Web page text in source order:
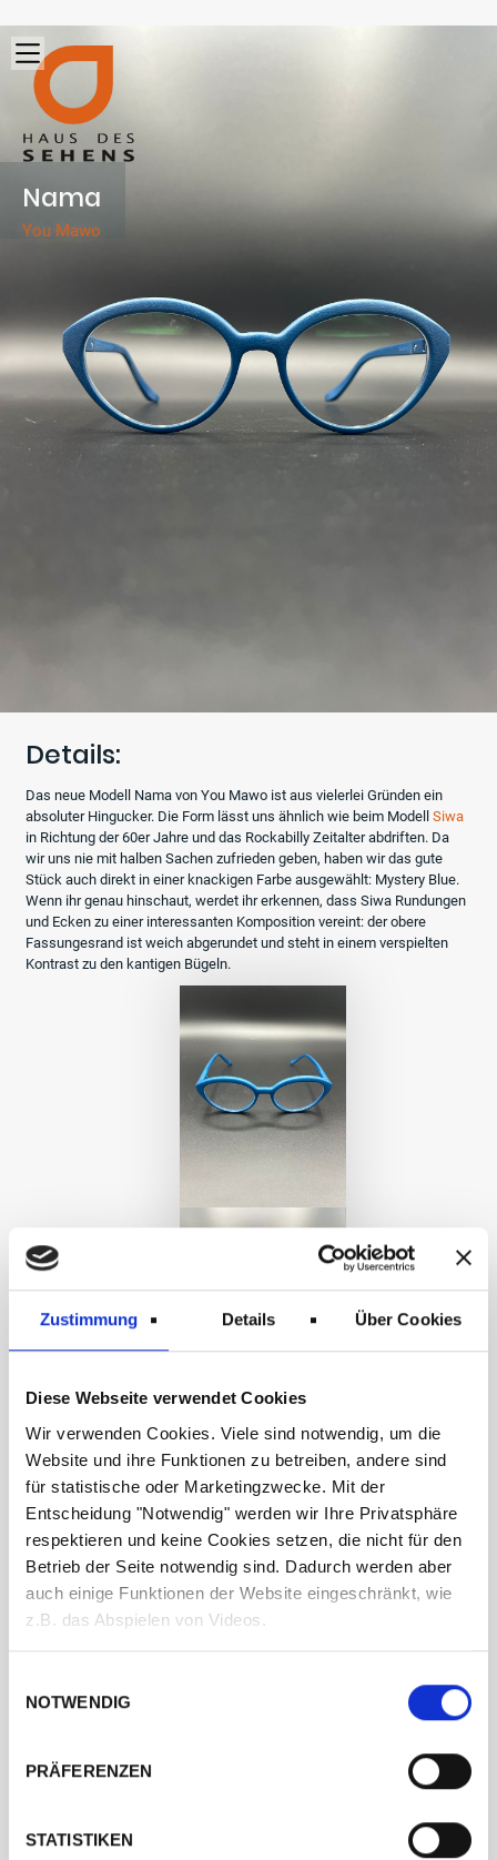
Zustimmung Details Über Cookies
Diese Webseite verwendet Cookies
Wir verwenden Cookies. Viele sind notwendig, um die
Website und ihre Funktionen zu betreiben, andere sind
für statistische oder Marketingzwecke. Mit der
Entscheidung "Notwendig" werden wir Ihre Privatsphäre
respektieren und keine Cookies setzen, die nicht für den
Betrieb der Seite notwendig sind. Dadurch werden aber
auch einige Funktionen der Website eingeschränkt, wie
z.B. das Abspielen von Videos.
NOTWENDIG
PRÄFERENZEN
STATISTIKEN
Nama
You Mawo
Details:
Das neue Modell Nama von You Mawo ist aus vielerlei Gründen ein
absoluter Hingucker. Die Form lässt uns ähnlich wie beim ModellSiwa
in Richtung der 60er Jahre und das Rockabilly Zeitalter abdriften. Da
wir uns nie mit halben Sachen zufrieden geben, haben wir das gute
Stück auch direkt in einer knackigen Farbe ausgewählt: Mystery Blue.
Wenn ihr genau hinschaut, werdet ihr erkennen, dass Siwa Rundungen
und Ecken zu einer interessanten Komposition vereint: der obere
Fassungesrand ist weich abgerundet und steht in einem verspielten
Kontrast zu den kantigen Bügeln.